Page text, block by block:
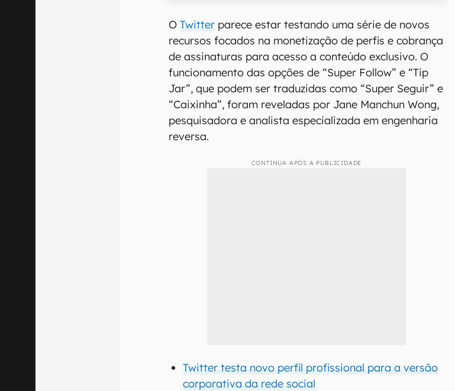
OTwitter parece estar testando uma série de novos
recursos focados na monetização de perfis e cobrança
de assinaturas para acesso a conteúdo exclusivo. O
funcionamento das opções de “Super Follow” e “Tip
Jar”, que podem ser traduzidas como “Super Seguir” e
“Caixinha”, foram reveladas por Jane Manchun Wong,
pesquisadora e analista especializada em engenharia
reversa.
CONTINUA APÓS A PUBLICIDADE
Twitter testa novo perfil profissional para a versão
corporativa da rede social